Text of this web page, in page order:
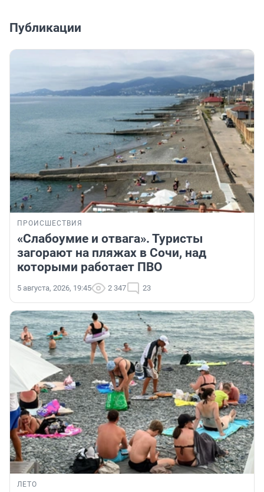
Публикации
ПРОИСШЕСТВИЯ
«Слабоумие и отвага». Туристы
загорают на пляжах в Сочи, над
которыми работает ПВО
5 августа, 2026, 19:45 2 347 23
ЛЕТО